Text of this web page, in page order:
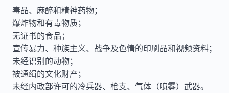
毒品、麻醉和精神药物；
爆炸物和有毒物质；
无证书的食品；
宣传暴力、种族主义、战争及色情的印刷品和视频资料；
未经识别的动物；
被通缉的文化财产；
未经内政部许可的冷兵器、枪支、气体（喷雾）武器。